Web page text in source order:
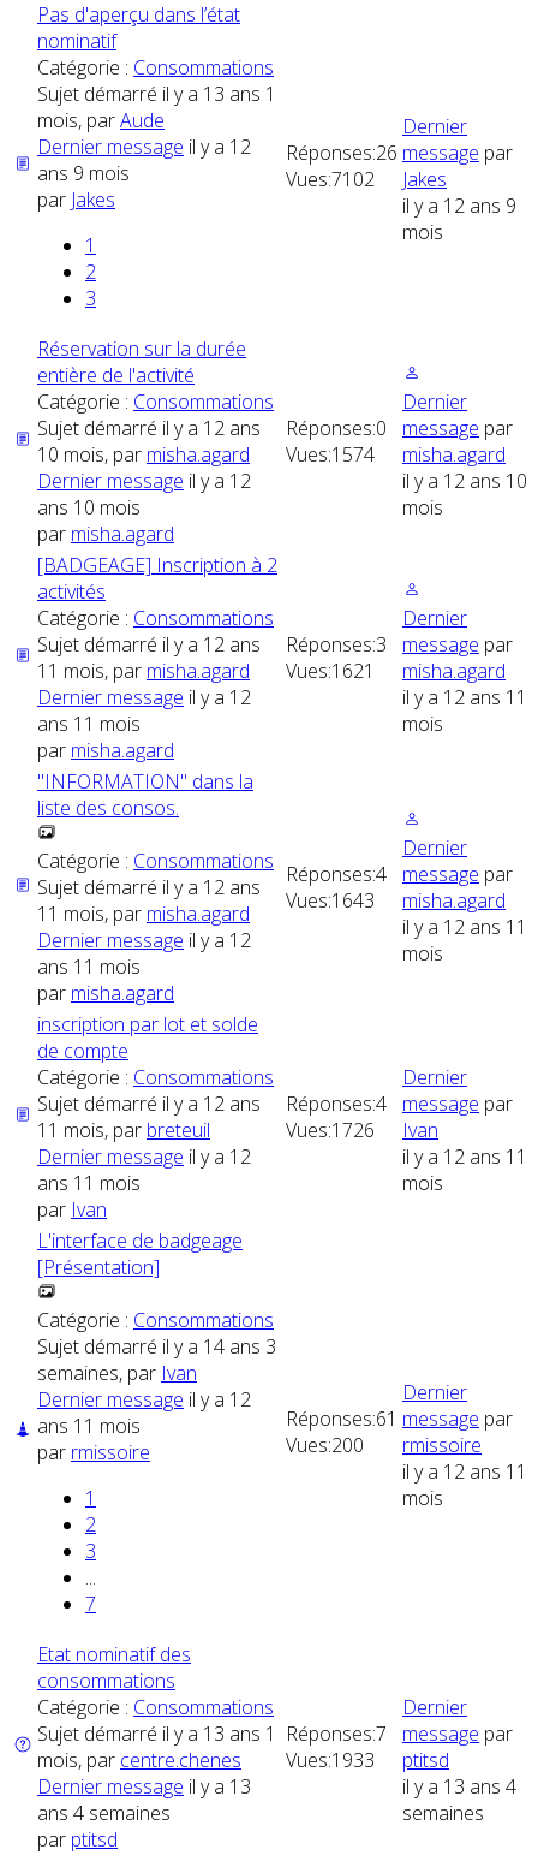
Pas d'aperçu dans l’état
nominatif
Catégorie : Consommations
Sujet démarré il y a 13 ans 1
mois, parAude
Dernier message il y a 12
ans 9 mois
par Jakes
1
2
3
Réponses:26
Vues:7102
Dernier
message par
Jakes
il y a 12 ans 9
mois
Réservation sur la durée
entière de l'activité
Catégorie : Consommations
Sujet démarré il y a 12 ans
10 mois, par misha.agard
Dernier message il y a 12
ans 10 mois
par misha.agard
Réponses:0
Vues:1574
Dernier
message par
misha.agard
il y a 12 ans 10
mois
[BADGEAGE] Inscription à 2
activités
Catégorie : Consommations
Sujet démarré il y a 12 ans
11 mois, par misha.agard
Dernier message il y a 12
ans 11 mois
par misha.agard
Réponses:3
Vues:1621
Dernier
message par
misha.agard
il y a 12 ans 11
mois
"INFORMATION" dans la
liste des consos.
Catégorie : Consommations
Sujet démarré il y a 12 ans
11 mois, par misha.agard
Dernier message il y a 12
ans 11 mois
par misha.agard
Réponses:4
Vues:1643
Dernier
message par
misha.agard
il y a 12 ans 11
mois
inscription par lot et solde
de compte
Catégorie : Consommations
Sujet démarré il y a 12 ans
11 mois, par breteuil
Dernier message il y a 12
ans 11 mois
par Ivan
Réponses:4
Vues:1726
Dernier
message par
Ivan
il y a 12 ans 11
mois
L'interface de badgeage
[Présentation]
Catégorie : Consommations
Sujet démarré il y a 14 ans 3
semaines, par Ivan
Dernier message il y a 12
ans 11 mois
par rmissoire
1
2
3
...
7
Réponses:61
Vues:200
Dernier
message par
rmissoire
il y a 12 ans 11
mois
Etat nominatif des
consommations
Catégorie : Consommations
Sujet démarré il y a 13 ans 1
mois, par centre.chenes
Dernier message il y a 13
ans 4 semaines
par ptitsd
Réponses:7
Vues:1933
Dernier
message par
ptitsd
il y a 13 ans 4
semaines